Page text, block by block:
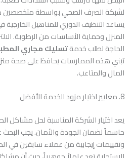
لشبكة الصرف الصحي بواسطة متخصصين
يساعد التنظيف الدوري للمناهيل الخارجية
المنزل وحماية الأساسات من الرطوبة.
الحاجة لطلب خدمةتسليك مجاري
تبني هذه الممارسات يحافظ على صحة
المال والمتاعب.
8. معايير اختيار مزود الخدمة الأفضل
يعد اختيار الشركة المناسبة لحل مشاكل
حاسماً لضمان الجودة والأمان. يجب
وتقييمات إيجابية من عملاء سابقين في